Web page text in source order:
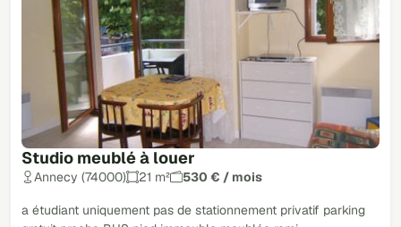
Studio meublé à louer
Annecy (74000) 21 m² 530 € / mois
a étudiant uniquement pas de stationnement privatif parking